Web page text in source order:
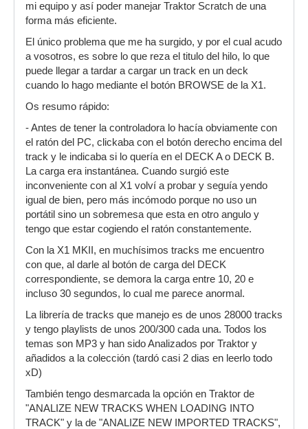
mi equipo y así poder manejar Traktor Scratch de una
forma más eficiente.
El único problema que me ha surgido, y por el cual acudo
a vosotros, es sobre lo que reza el titulo del hilo, lo que
puede llegar a tardar a cargar un track en un deck
cuando lo hago mediante el botón BROWSE de la X1.
Os resumo rápido:
- Antes de tener la controladora lo hacía obviamente con
el ratón del PC, clickaba con el botón derecho encima del
track y le indicaba si lo quería en el DECK A o DECK B.
La carga era instantánea. Cuando surgió este
inconveniente con al X1 volví a probar y seguía yendo
igual de bien, pero más incómodo porque no uso un
portátil sino un sobremesa que esta en otro angulo y
tengo que estar cogiendo el ratón constantemente.
Con la X1 MKII, en muchísimos tracks me encuentro
con que, al darle al botón de carga del DECK
correspondiente, se demora la carga entre 10, 20 e
incluso 30 segundos, lo cual me parece anormal.
La librería de tracks que manejo es de unos 28000 tracks
y tengo playlists de unos 200/300 cada una. Todos los
temas son MP3 y han sido Analizados por Traktor y
añadidos a la colección (tardó casi 2 dias en leerlo todo
xD)
También tengo desmarcada la opción en Traktor de
"ANALIZE NEW TRACKS WHEN LOADING INTO
TRACK" y la de "ANALIZE NEW IMPORTED TRACKS",